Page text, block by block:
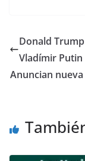
e
b
o
er
Donald
Vladímir Putin
Anuncian